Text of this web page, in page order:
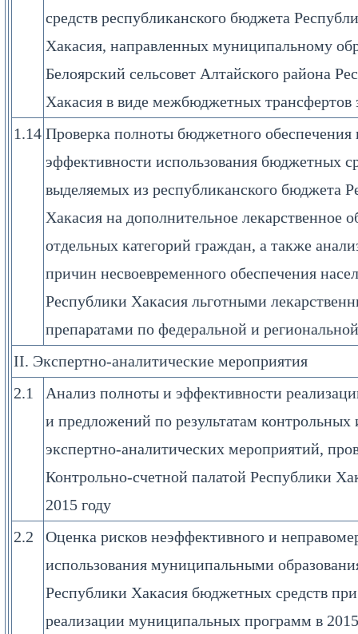
средств республиканского бюджета
Хакасия, направленных муниципальному
Белоярский сельсовет Алтайского района
Хакасия в виде межбюджетных трансфертов
1.14 Проверка полноты бюджетного обеспечения
эффективности использования бюджетных
выделяемых из республиканского бюджета
Хакасия на дополнительное лекарственное
отдельных категорий граждан, а также
причин несвоевременного обеспечения
Республики Хакасия льготными
препаратами по федеральной и
II. Экспертно-аналитические мероприятия
2.1
Анализ полноты и эффективности
и предложений по результатам контрольных
экспертно-аналитических мероприятий,
Контрольно-счетной палатой Республики
2015 году
2.2
Оценка рисков неэффективного и
использования муниципальными
Республики Хакасия бюджетных средств при
реализации муниципальных программ в